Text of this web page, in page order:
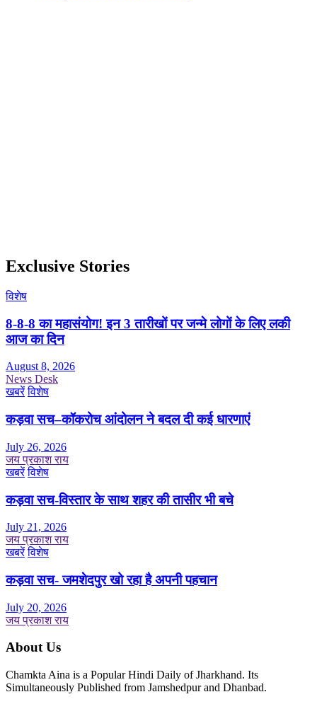
Exclusive Stories
विशेष
8-8-8 का महासंयोग! इन 3 तारीखों पर जन्मे लोगों के लिए लकी
आज का दिन
August 8, 2026
News Desk
खबरें विशेष
कड़वा सच–कॉकरोच आंदोलन ने बदल दी कई धारणाएं
July 26, 2026
जय प्रकाश राय
खबरें विशेष
कड़वा सच-विस्तार के साथ शहर की तासीर भी बचे
July 21, 2026
जय प्रकाश राय
खबरें विशेष
कड़वा सच- जमशेदपुर खो रहा है अपनी पहचान
July 20, 2026
जय प्रकाश राय
About Us
Chamkta Aina is a Popular Hindi Daily of Jharkhand. Its
Simultaneously Published from Jamshedpur and Dhanbad.